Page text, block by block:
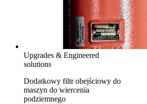
Upgrades & Engineered
solutions
Dodatkowy filtr obejściowy do
maszyn do wiercenia
podziemnego